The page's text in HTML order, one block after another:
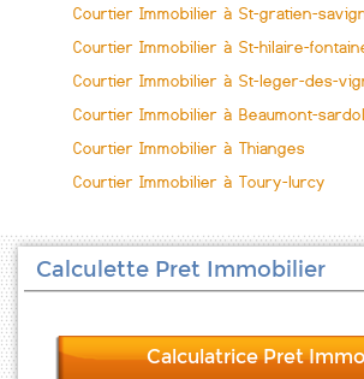
Courtier Immobilier à St-gratien-
Courtier Immobilier à St-hilaire-
Courtier Immobilier à St-leger-des-
Courtier Immobilier à Beaumont-
Courtier Immobilier à Thianges
Courtier Immobilier à Toury-lurcy
Calculette Pret Immobilier
Calculatrice Pret